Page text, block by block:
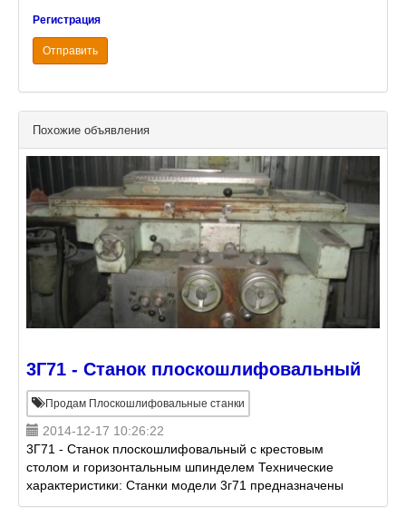
Регистрация
Отправить
Похожие объявления
3Г71 - Станок плоскошлифовальный
Продам Плоскошлифовальные станки
2014-12-17 10:26:22
3Г71 - Станок плоскошлифовальный с крестовым
столом и горизонтальным шпинделем Технические
характеристики: Станки модели 3г71 предназначены
для шлифования плоских поверхностей